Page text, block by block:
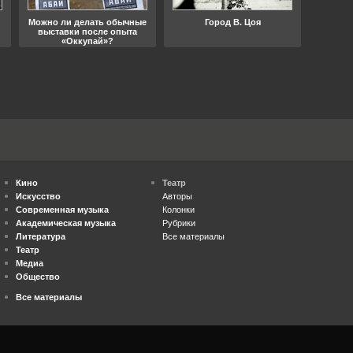
Можно ли делать обычные
выставки после опыта
«Оккупай»?
Город В. Цоя
Кино
Искусство
Современная музыка
Академическая музыка
Литература
Театр
Медиа
Общество
Все материалы
Театр
Авторы
Колонки
Рубрики
Все материалы